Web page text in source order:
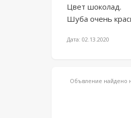
Цвет шоколад.
Шуба очень
Дата: 02.13.2020
Объвление найдено